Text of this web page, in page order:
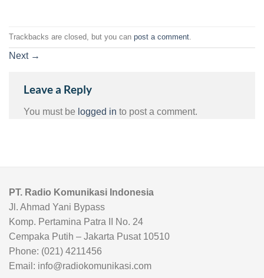
Trackbacks are closed, but you can post a comment
Next →
Leave a Reply
You must be logged in to post a comment.
PT. Radio Komunikasi Indonesia
Jl. Ahmad Yani Bypass
Komp. Pertamina Patra II No. 24
Cempaka Putih – Jakarta Pusat 10510
Phone: (021) 4211456
Email: info@radiokomunikasi.com